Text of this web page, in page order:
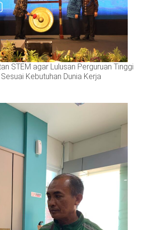
STEM agar Lulusan Perguruan Tinggi
Kebutuhan Dunia Kerja